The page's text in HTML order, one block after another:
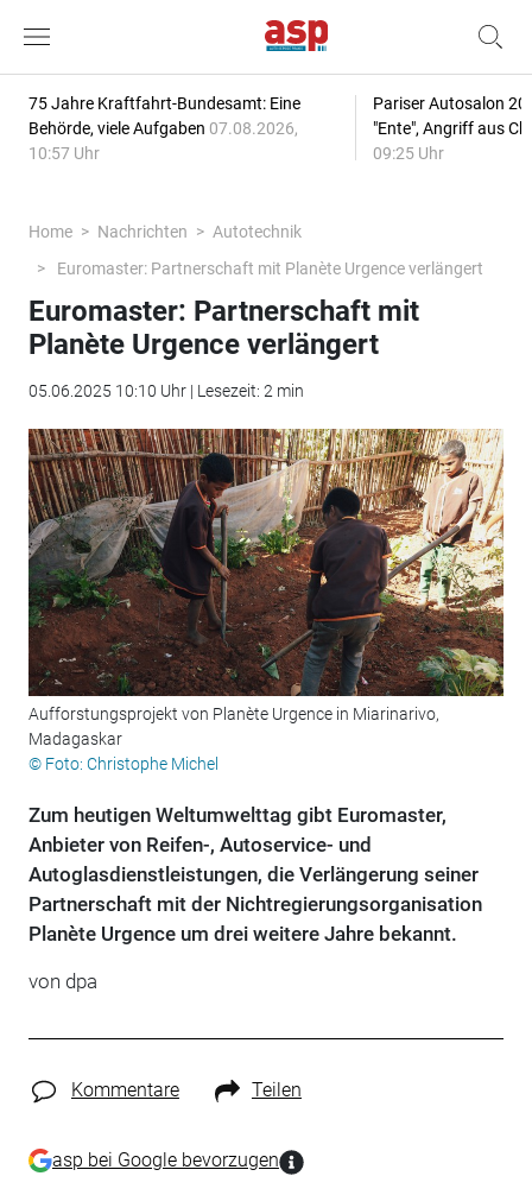
75 Jahre Kraftfahrt-Bundesamt: Eine
Behörde, viele Aufgaben 07.08.2026,
10:57 Uhr
Pariser Autosalon
"Ente", Angriff aus
09:25 Uhr
Home Nachrichten
Autotechnik
Euromaster: Partnerschaft mit Planète Urgence verlängert
Euromaster: Partnerschaft mit
Planète Urgence verlängert
05.06.2025 10:10 Uhr | Lesezeit: 2 min
Aufforstungsprojekt von Planète Urgence in Miarinarivo,
Madagaskar
© Foto: Christophe Michel
Zum heutigen Weltumwelttag gibt Euromaster,
Anbieter von Reifen-, Autoservice- und
Autoglasdienstleistungen, die Verlängerung seiner
Partnerschaft mit der Nichtregierungsorganisation
Planète Urgence um drei weitere Jahre bekannt.
von dpa
Kommentare Teilen
asp bei Google bevorzugen